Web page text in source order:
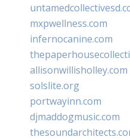
mxpwellness.com
infernocanine.com
allisonwillisholley.com
solslite.org
portwayinn.com
djmaddogmusic.com